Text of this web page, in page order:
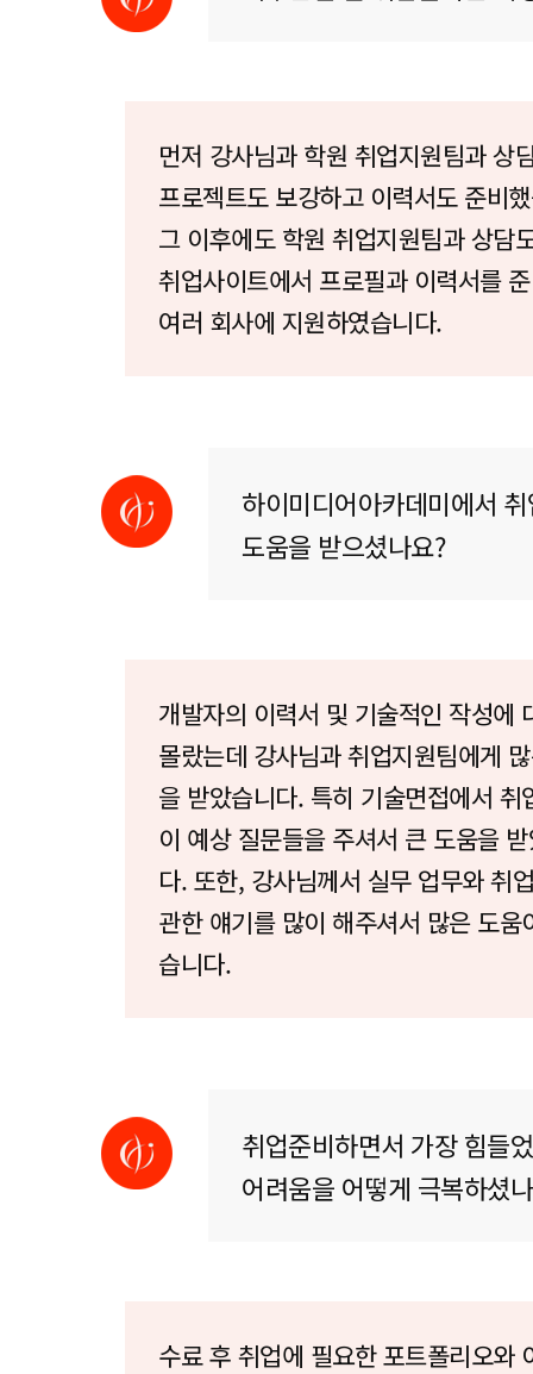
먼저 강사님과 학원 취업지원팀과 상
프로젝트도 보강하고 이력서도 준비
그 이후에도 학원 취업지원팀과 상담
취업사이트에서 프로필과 이력서를
여러 회사에 지원하였습니다.
하이미디어아카데미에서
도움을 받으셨나요?
개발자의 이력서 및 기술적인 작성에
몰랐는데 강사님과 취업지원팀에게
을 받았습니다. 특히 기술면접에서 취
이 예상 질문들을 주셔서 큰 도움을
다. 또한, 강사님께서 실무 업무와 취
관한 얘기를 많이 해주셔서 많은 도움
습니다.
취업준비하면서 가장 힘들
어려움을 어떻게 극복하셨
수료 후 취업에 필요한 포트폴리오와